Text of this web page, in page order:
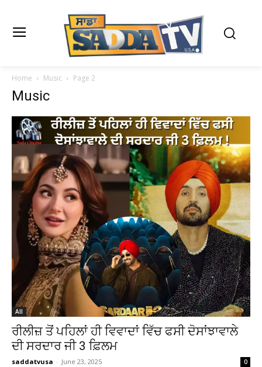
Home Music Page 2
Music
All
ਰੀਲੀਜ਼ ਤੋਂ ਪਹਿਲਾਂ ਹੀ ਵਿਵਾਦਾਂ ਵਿੱਚ ਫਸੀ ਦੋਸਾਂਝਾਵਾਲੇ
ਦੀ ਸਰਦਾਰ ਜੀ 3 ਫ਼ਿਲਮ
saddatvusa - June 23, 2025 0